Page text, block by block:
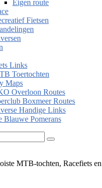
Eigen route
Fietsen
Links
Toertochten
Maps
Overloon Routes
Boxmeer Routes
Handige Links
Blauwe Pomerans
Zoeken
MTB-tochten, Racefiets